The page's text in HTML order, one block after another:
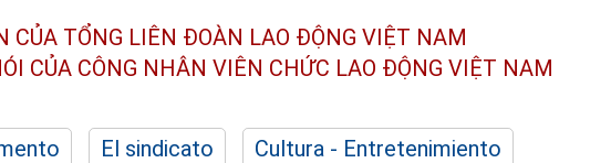
CỦA TỔNG LIÊN ĐOÀN LAO ĐỘNG VIỆT NAM
CỦA CÔNG NHÂN VIÊN CHỨC LAO ĐỘNG VIỆT NAM
El sindicato
Cultura - Entretenimiento